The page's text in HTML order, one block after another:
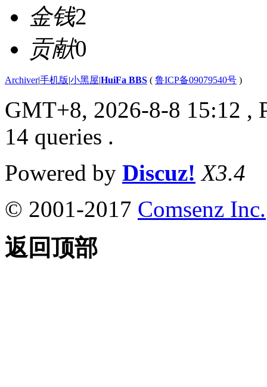
金钱2
贡献0
Archiver|手机版|小黑屋|HuiFa BBS ( 鲁ICP备09079540号 )
GMT+8, 2026-8-8 15:12 ,
14 queries .
Powered by Discuz! X3.4
© 2001-2017 Comsenz Inc.
返回顶部